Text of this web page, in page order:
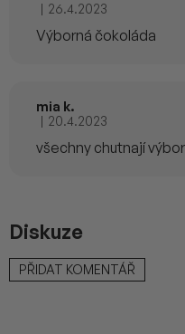
Hodnocení produktu
| 26.4.2023
Výborná čokoláda
mia k.
Hodnocení produktu
| 20.4.2023
všechny chutnají
Diskuze
PŘIDAT KOMENTÁŘ